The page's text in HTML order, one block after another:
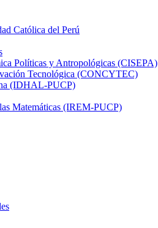
Católica del Perú
Políticas y Antropológicas (CISEPA)
Tecnológica (CONCYTEC)
(IDHAL-PUCP)
Matemáticas (IREM-PUCP)